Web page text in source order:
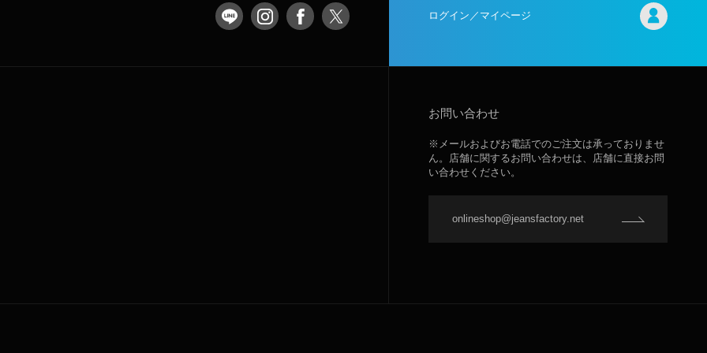
ログイン／マイページ
お問い合わせ
※メールおよびお電話でのご注文は承っておりませ
ん。店舗に関するお問い合わせは、店舗に直接お問
い合わせください。
onlineshop@jeansfactory.net